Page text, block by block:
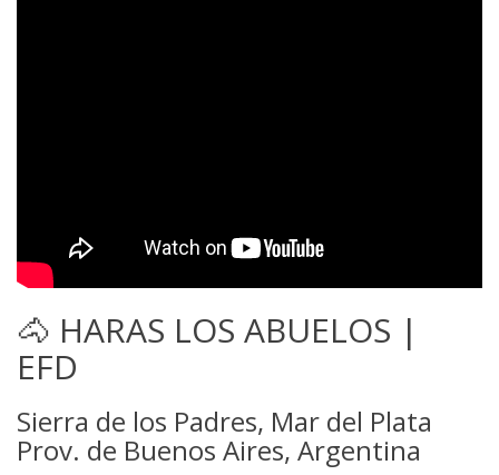
🐴 HARAS LOS ABUELOS |
EFD
Sierra de los Padres, Mar del Plata
Prov. de Buenos Aires, Argentina